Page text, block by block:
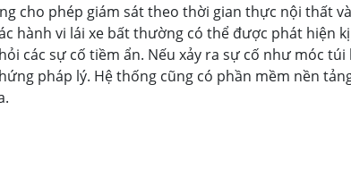
cho phép giám sát theo thời gian thực nội thất
hành vi lái xe bất thường có thể được phát hiện
các sự cố tiềm ẩn. Nếu xảy ra sự cố như móc
pháp lý. Hệ thống cũng có phần mềm nền